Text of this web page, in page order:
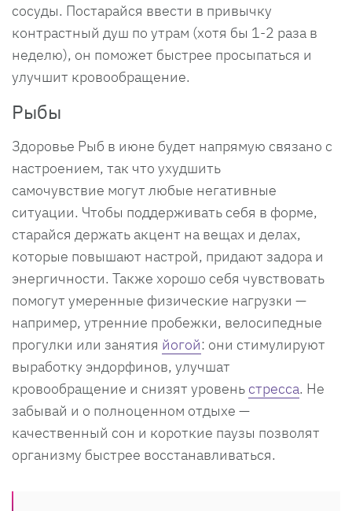
сосуды. Постарайся ввести в привычку
контрастный душ по утрам (хотя бы 1-2 раза в
неделю), он поможет быстрее просыпаться и
улучшит кровообращение.
Рыбы
Здоровье Рыб в июне будет напрямую связано с
настроением, так что ухудшить
самочувствие могут любые негативные
ситуации. Чтобы поддерживать себя в форме,
старайся держать акцент на вещах и делах,
которые повышают настрой, придают задора и
энергичности. Также хорошо себя чувствовать
помогут умеренные физические нагрузки —
например, утренние пробежки, велосипедные
прогулки или занятия йогой: они стимулируют
выработку эндорфинов, улучшат
кровообращение и снизят уровень стресса. Не
забывай и о полноценном отдыхе —
качественный сон и короткие паузы позволят
организму быстрее восстанавливаться.